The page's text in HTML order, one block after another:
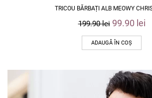
TRICOU BĂRBAȚI ALB MEOWY
199.90lei 99.90 lei
ADAUGĂ ÎN COȘ